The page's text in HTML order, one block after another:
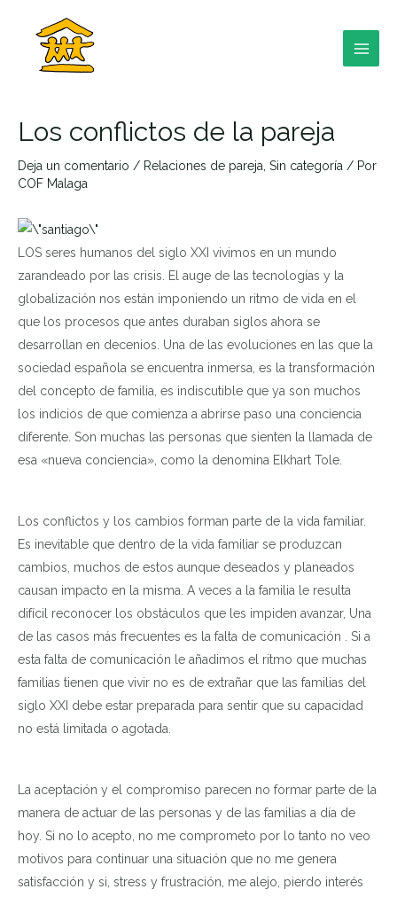
contenido
Los conflictos de la pareja
Deja un comentario / Relaciones de pareja Sin categoría / Por
COF Malaga
LOS seres humanos del siglo XXI vivimos en un mundo
zarandeado por las crisis. El auge de las tecnologías y la
globalización nos están imponiendo un ritmo de vida en el
que los procesos que antes duraban siglos ahora se
desarrollan en decenios. Una de las evoluciones en las que la
sociedad española se encuentra inmersa, es la transformación
del concepto de familia, es indiscutible que ya son muchos
los indicios de que comienza a abrirse paso una conciencia
diferente. Son muchas las personas que sienten la llamada de
esa «nueva conciencia», como la denomina Elkhart Tole.
Los conflictos y los cambios forman parte de la vida familiar.
Es inevitable que dentro de la vida familiar se produzcan
cambios, muchos de estos aunque deseados y planeados
causan impacto en la misma. A veces a la familia le resulta
difícil reconocer los obstáculos que les impiden avanzar, Una
de las casos más frecuentes es la falta de comunicación . Si a
esta falta de comunicación le añadimos el ritmo que muchas
familias tienen que vivir no es de extrañar que las familias del
siglo XXI debe estar preparada para sentir que su capacidad
no está limitada o agotada.
La aceptación y el compromiso parecen no formar parte de la
manera de actuar de las personas y de las familias a día de
hoy. Si no lo acepto, no me comprometo por lo tanto no veo
motivos para continuar una situación que no me genera
satisfacción y si, stress y frustración, me alejo, pierdo interés